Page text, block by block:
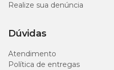
Realize sua denúncia
Dúvidas
Atendimento
Política de entregas